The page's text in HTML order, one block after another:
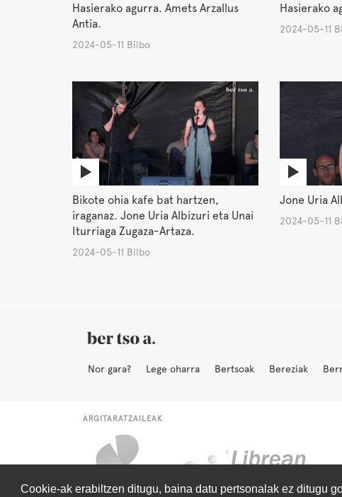
Cookie-ak erabiltzen ditugu, baina datu pertsonalak ez ditugu
Hasierako agurra. Amets Arzallus
Antia.
2024-05-11 Bilbo
Hasierako
2024-05-11
Bikote ohia kafe bat hartzen,
iraganaz. Jone Uria Albizuri eta Unai
Iturriaga Zugaza-Artaza.
2024-05-11 Bilbo
Jone Uria
2024-05-11
Nor gara? Lege oharra Bertsoak Bereziak
ARGITARATZAILEAK